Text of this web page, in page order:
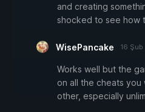
and creating
shocked to see how
WisePancake 16 Şub
Works well but the
on all the cheats
other, especially